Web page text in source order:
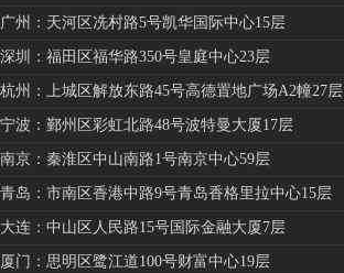
广州：天河区冼村路5号凯华国际中心15层
深圳：福田区福华路350号皇庭中心23层
杭州：上城区解放东路45号高德置地广场A2幢27层
宁波：鄞州区彩虹北路48号波特曼大厦17层
南京：秦淮区中山南路1号南京中心59层
青岛：市南区香港中路9号青岛香格里拉中心15层
大连：中山区人民路15号国际金融大厦7层
厦门：思明区鹭江道100号财富中心19层